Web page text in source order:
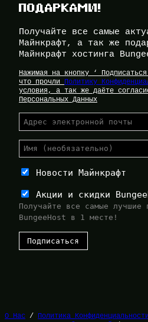
ПОДАРКАМИ!
Получайте все самые
Майнкрафт, а так же
Майнкрафт хостинга
Нажимая на кнопку ‘
что прочли Политику
условия, а так же даёте
Персональных Данных
Новости Майнкрафт
Акции и скидки
Получайте все самые лучшие
BungeeHost в 1 месте!
О Нас / Политика